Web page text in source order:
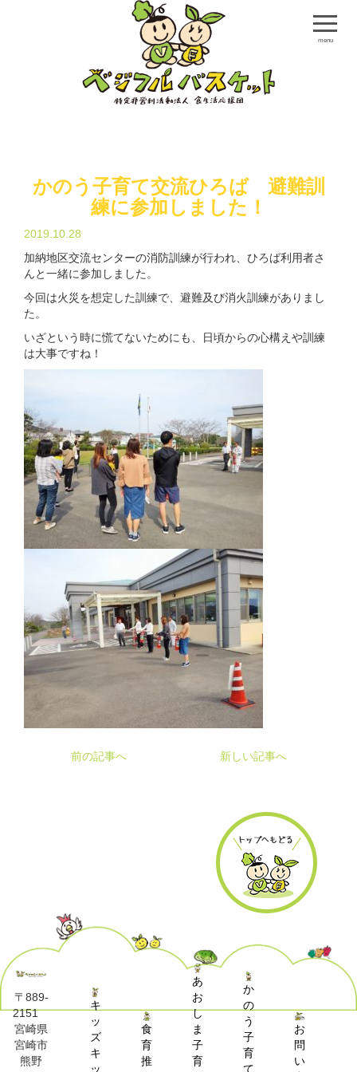
menu
かのう子育て交流ひろば 避難訓
練に参加しました！
2019.10.28
加納地区交流センターの消防訓練が行われ、ひろば利用者さ
んと一緒に参加しました。
今回は火災を想定した訓練で、避難及び消火訓練がありまし
た。
いざという時に慌てないためにも、日頃からの心構えや訓練
は大事ですね！
前の記事へ 新しい記事へ
〒889-
2151
宮崎県
宮崎市
熊野
キ
ッ
ズ
キ
ッ
食
育
推
あ
お
し
ま
子
育
か
の
う
子
育
て
お
問
い